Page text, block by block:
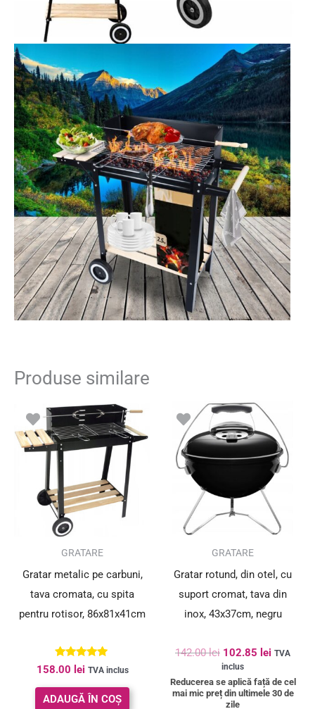
Produse similare
GRATARE
Gratar metalic pe carbuni,
tava cromata, cu spita
pentru rotisor, 86x81x41cm
Evaluat la
5.00
din 5
158.00 lei TVA inclus
ADAUGĂ ÎN COȘ
GRATARE
Gratar rotund, din otel, cu
suport cromat, tava din
inox, 43x37cm, negru
142.00lei
Prețul
inițial
a
fost:
142.00 lei.
102.85 lei
curent
este:
102.85
TVA
inclus
Reducerea se aplică față de cel
mai mic preț din ultimele 30 de
zile